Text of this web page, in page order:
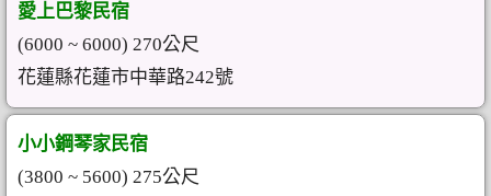
愛上巴黎民宿
(6000 ~ 6000) 270公尺
花蓮縣花蓮市中華路242號
小小鋼琴家民宿
(3800 ~ 5600) 275公尺